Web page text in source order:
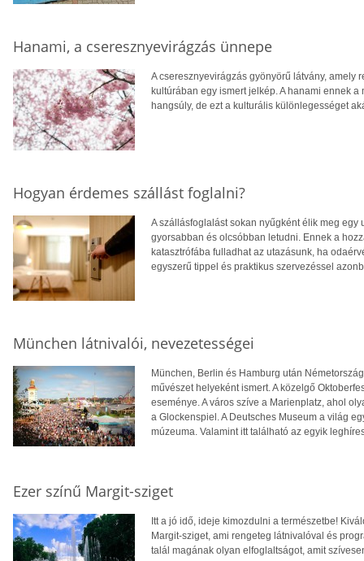
Hanami, a cseresznyevirágzás ünnepe
A cseresznyevirágzás gyönyörű látvány, amely
kultúrában egy ismert jelkép. A hanami ennek
hangsúly, de ezt a kulturális különlegességet
Hogyan érdemes szállást foglalni?
A szállásfoglalást sokan nyűgként élik meg
gyorsabban és olcsóbban letudni. Ennek a
katasztrófába fulladhat az utazásunk, ha
egyszerű tippel és praktikus szervezéssel
München látnivalói, nevezetességei
München, Berlin és Hamburg után
művészet helyeként ismert. A közelgő
eseménye. A város szíve a Marienplatz, ahol
a Glockenspiel. A Deutsches Museum a világ
múzeuma. Valamint itt található az egyik
Ezer színű Margit-sziget
Itt a jó idő, ideje kimozdulni a természetbe!
Margit-sziget, ami rengeteg látnivalóval és
talál magának olyan elfoglaltságot, amit